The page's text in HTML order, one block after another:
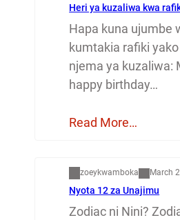
Heri ya kuzaliwa kwa
Hapa kuna ujumbe
kumtakia rafiki
njema ya kuzaliwa:
happy birthday…
Read More…
zoeykwamboka March
Nyota 12 za Unajimu
Zodiac ni Nini?